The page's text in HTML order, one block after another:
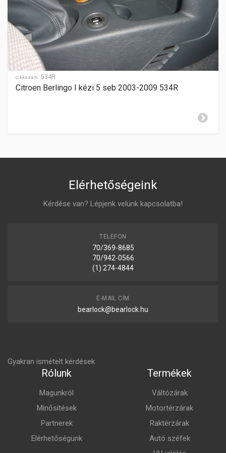
SEBESSÉGFOKOZATOK
5
HÁTRAMENET
hátul
GYÁRTÁSI ÉV
2012-2015-06.hó
ZÁR CILINDER ELHELYEZÉSE
cikkszám: 534R
Citroen Berlingo I kézi 5 seb 2003-2009 534R
Elérhetőségeink
Kérdése van? Lépjenk velünk kapcsolatba!
TELEFON
70/369-8685
70/942-0566
(1) 274-4844
E-MAIL CÍM
bearlock@bearlock.hu
Gyakran ismételt kérdések
Rólunk
Magunkról
Minősítések
Partnerek
Elérhetőségünk
Termékek
Váltózárak
Motortérzárak
Raktérzárak
Autó széfek